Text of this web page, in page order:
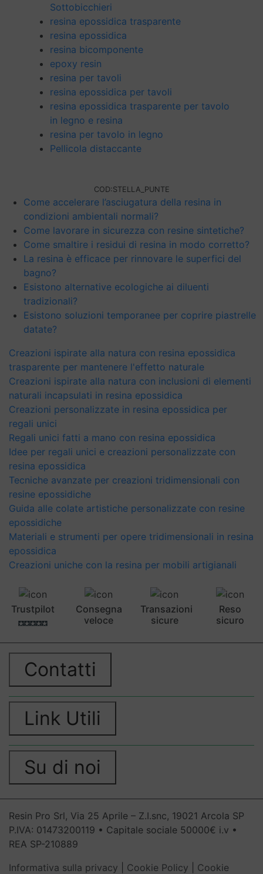
Sottobicchieri
resina epossidica trasparente
resina epossidica
resina bicomponente
epoxy resin
resina per tavoli
resina epossidica per tavoli
resina epossidica trasparente per tavolo
in legno e resina
resina per tavolo in legno
Pellicola distaccante
COD:STELLA_PUNTE
Come accelerare l’asciugatura della resina in
condizioni ambientali normali?
Come lavorare in sicurezza con resine sintetiche?
Come smaltire i residui di resina in modo corretto?
La resina è efficace per rinnovare le superfici del
bagno?
Esistono alternative ecologiche ai diluenti
tradizionali?
Esistono soluzioni temporanee per coprire piastrelle
datate?
Creazioni ispirate alla natura con resina epossidica
trasparente per mantenere l'effetto naturale
Creazioni ispirate alla natura con inclusioni di elementi
naturali incapsulati in resina epossidica
Creazioni personalizzate in resina epossidica per
regali unici
Regali unici fatti a mano con resina epossidica
Idee per regali unici e creazioni personalizzate con
resina epossidica
Tecniche avanzate per creazioni tridimensionali con
resine epossidiche
Guida alle colate artistiche personalizzate con resine
epossidiche
Materiali e strumenti per opere tridimensionali in resina
epossidica
Creazioni uniche con la resina per mobili artigianali
Trustpilot
Consegna
veloce
Transazioni
sicure
Reso
sicuro
Contatti
Link Utili
Su di noi
Resin Pro Srl, Via 25 Aprile – Z.I.snc, 19021 Arcola SP
P.IVA: 01473200119 • Capitale sociale 50000€ i.v •
REA SP-210889
Informativa sulla privacy
Cookie Policy Cookie